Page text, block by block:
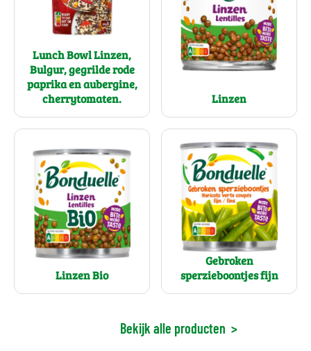
Lunch Bowl Linzen,
Bulgur, gegrilde rode
paprika en aubergine,
cherrytomaten.
Linzen
Linzen Bio
Gebroken
sperzieboontjes fijn
Bekijk alle producten >